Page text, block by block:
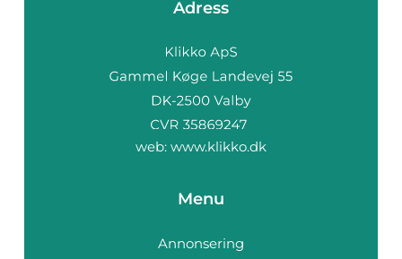
Adress
web: www.klikko.dk
Menu
Annonsering